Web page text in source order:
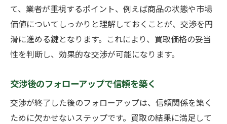
て、業者が重視するポイント、例えば商品の状態や市場
価値についてしっかりと理解しておくことが、交渉を円
滑に進める鍵となります。これにより、買取価格の妥当
性を判断し、効果的な交渉が可能になります。
交渉後のフォローアップで信頼を築く
交渉が終了した後のフォローアップは、信頼関係を築く
ために欠かせないステップです。買取の結果に満足して